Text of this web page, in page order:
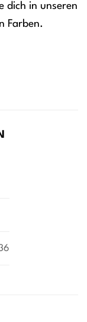
dich in unseren
Farben.